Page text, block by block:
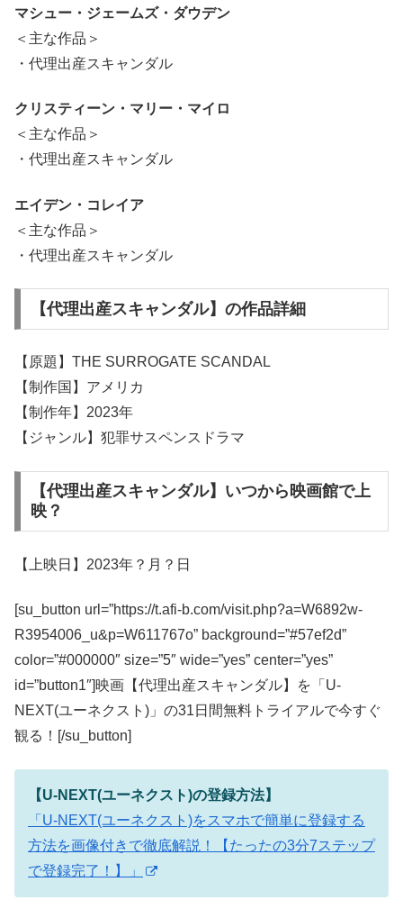
マシュー・ジェームズ・ダウデン
＜主な作品＞
・代理出産スキャンダル
クリスティーン・マリー・マイロ
＜主な作品＞
・代理出産スキャンダル
エイデン・コレイア
＜主な作品＞
・代理出産スキャンダル
【代理出産スキャンダル】の作品詳細
【原題】THE SURROGATE SCANDAL
【制作国】アメリカ
【制作年】2023年
【ジャンル】犯罪サスペンスドラマ
【代理出産スキャンダル】いつから映画館で上
映？
【上映日】2023年？月？日
[su_button url=”https://t.afi-b.com/visit.php?a=W6892w-
R3954006_u&p=W611767o” background=”#57ef2d”
color=”#000000″ size=”5″ wide=”yes” center=”yes”
id=”button1″]映画【代理出産スキャンダル】を「U-
NEXT(ユーネクスト)」の31日間無料トライアルで今すぐ
観る！[/su_button]
【U-NEXT(ユーネクスト)の登録方法】
「U-NEXT(ユーネクスト)をスマホで簡単に登録する
方法を画像付きで徹底解説！【たったの3分7ステップ
で登録完了！】」